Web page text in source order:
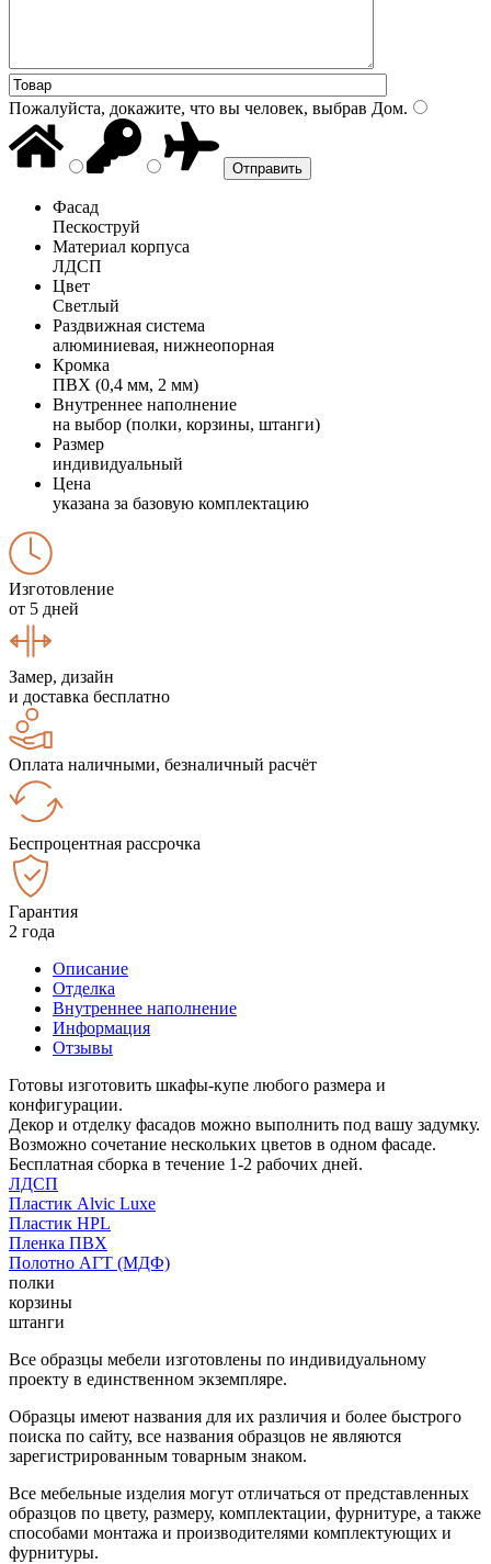
Пожалуйста, докажите, что вы человек, выбрав Дом.
Фасад
Пескоструй
Материал корпуса
ЛДСП
Цвет
Светлый
Раздвижная система
алюминиевая, нижнеопорная
Кромка
ПВХ (0,4 мм, 2 мм)
Внутреннее наполнение
на выбор (полки, корзины, штанги)
Размер
индивидуальный
Цена
указана за базовую комплектацию
Изготовление
от 5 дней
Замер, дизайн
и доставка бесплатно
Оплата наличными, безналичный расчёт
Беспроцентная рассрочка
Гарантия
2 года
Описание
Отделка
Внутреннее наполнение
Информация
Отзывы
Готовы изготовить шкафы-купе любого размера и
конфигурации.
Декор и отделку фасадов можно выполнить под вашу задумку.
Возможно сочетание нескольких цветов в одном фасаде.
Бесплатная сборка в течение 1-2 рабочих дней.
ЛДСП
Пластик Alvic Luxe
Пластик HPL
Пленка ПВХ
Полотно АГТ (МДФ)
полки
корзины
штанги
Все образцы мебели изготовлены по индивидуальному
проекту в единственном экземпляре.
Образцы имеют названия для их различия и более быстрого
поиска по сайту, все названия образцов не являются
зарегистрированным товарным знаком.
Все мебельные изделия могут отличаться от представленных
образцов по цвету, размеру, комплектации, фурнитуре, а также
способами монтажа и производителями комплектующих и
фурнитуры.